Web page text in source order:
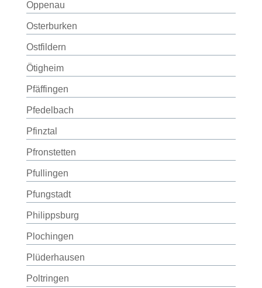
Oppenau
Osterburken
Ostfildern
Ötigheim
Pfäffingen
Pfedelbach
Pfinztal
Pfronstetten
Pfullingen
Pfungstadt
Philippsburg
Plochingen
Plüderhausen
Poltringen